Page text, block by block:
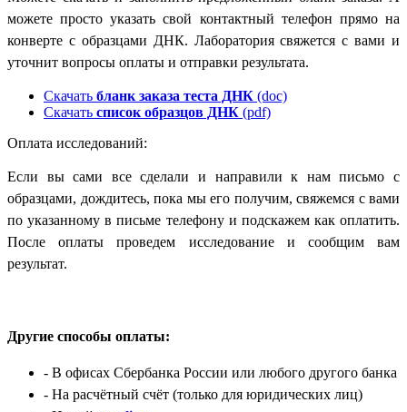
можете просто указать свой контактный телефон прямо на
конверте с образцами ДНК. Лаборатория свяжется с вами и
уточнит вопросы оплаты и отправки результата.
Скачать бланк заказа теста ДНК (doc)
Скачать список образцов ДНК (pdf)
Оплата исследований:
Если вы сами все сделали и направили к нам письмо с
образцами, дождитесь, пока мы его получим, свяжемся с вами
по указанному в письме телефону и подскажем как оплатить.
После оплаты проведем исследование и сообщим вам
результат.
Другие способы оплаты:
- В офисах Сбербанка России или любого другого банка
- На расчётный счёт (только для юридических лиц)